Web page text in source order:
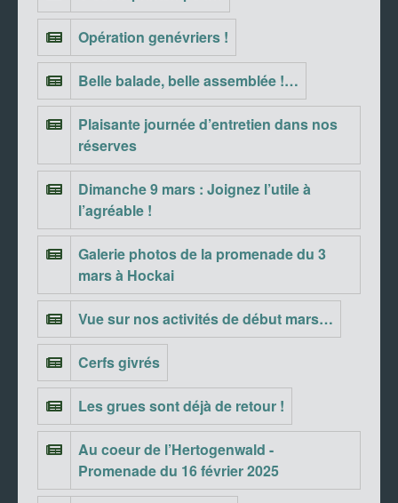
Opération genévriers !
Belle balade, belle assemblée !…
Plaisante journée d’entretien dans nos
réserves
Dimanche 9 mars : Joignez l’utile à
l’agréable !
Galerie photos de la promenade du 3
mars à Hockai
Vue sur nos activités de début mars…
Cerfs givrés
Les grues sont déjà de retour !
Au coeur de l’Hertogenwald -
Promenade du 16 février 2025